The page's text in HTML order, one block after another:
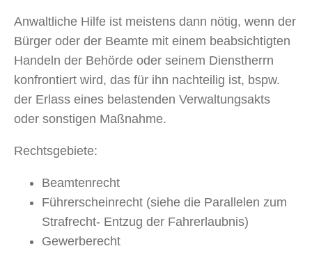
Anwaltliche Hilfe ist meistens dann nötig, wenn der
Bürger oder der Beamte mit einem beabsichtigten
Handeln der Behörde oder seinem Dienstherrn
konfrontiert wird, das für ihn nachteilig ist, bspw.
der Erlass eines belastenden Verwaltungsakts
oder sonstigen Maßnahme.
Rechtsgebiete:
Beamtenrecht
Führerscheinrecht (siehe die Parallelen zum
Strafrecht- Entzug der Fahrerlaubnis)
Gewerberecht